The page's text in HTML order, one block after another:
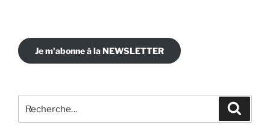
Je m'abonne à la NEWSLETTER
pour